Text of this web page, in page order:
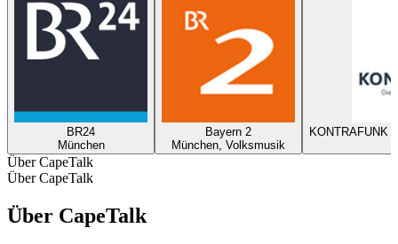
BR24
München
Bayern 2
München, Volksmusik
KONTRAFUNK
Über CapeTalk
Über CapeTalk
Über CapeTalk